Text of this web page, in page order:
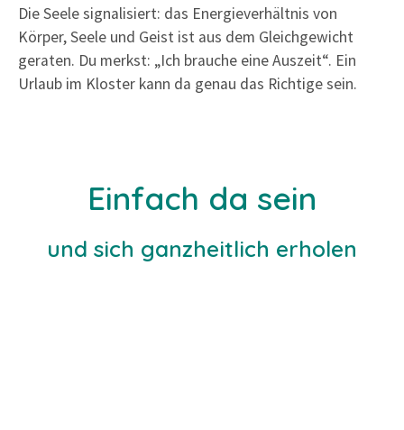
Die Seele signalisiert: das Energieverhältnis von
Körper, Seele und Geist ist aus dem Gleichgewicht
geraten. Du merkst: „Ich brauche eine Auszeit“. Ein
Urlaub im Kloster kann da genau das Richtige sein.
Einfach da sein
und sich ganzheitlich erholen